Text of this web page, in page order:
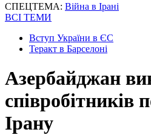
СПЕЦТЕМА: Війна в Ірані
ВСІ ТЕМИ
Вступ України в ЄС
Теракт в Барселоні
Азербайджан
співробітників
Ірану